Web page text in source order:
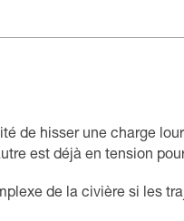
de hisser une charge
est déjà en tension
de la civière si les